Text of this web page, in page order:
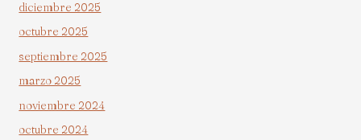
diciembre 2025
octubre 2025
septiembre 2025
marzo 2025
noviembre 2024
octubre 2024